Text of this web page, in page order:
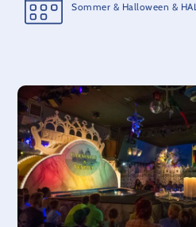
Sommer & Halloween &